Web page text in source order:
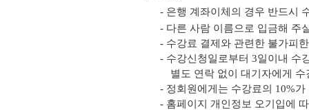
- 은행 계좌이체의 경우 반드시
- 다른 사람 이름으로 입금해 주
- 수강료 결제와 관련한 불가피
- 수강신청일로부터 3일이내 수
별도 연락 없이 대기자에게
- 정회원에게는 수강료의 10%
- 홈페이지 개인정보 오기입에